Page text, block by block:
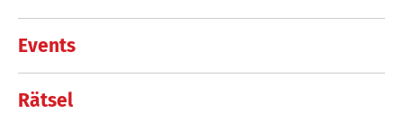
Events
Rätsel